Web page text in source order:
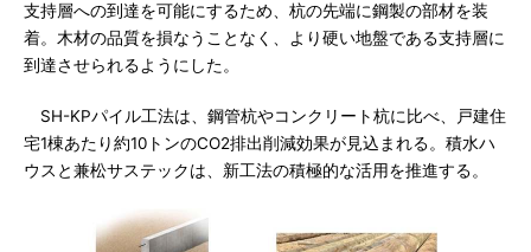
支持層への到達を可能にするため、杭の先端に鋼製の部材を装
着。木材の品質を損なうことなく、より硬い地盤である支持層に
到達させられるようにした。
SH-KPパイル工法は、鋼管杭やコンクリート杭に比べ、戸建住
宅1棟あたり約10トンのCO2排出削減効果が見込まれる。積水ハ
ウスと兼松サステックは、新工法の積極的な活用を推進する。